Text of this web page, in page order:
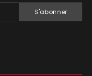
S'abonner